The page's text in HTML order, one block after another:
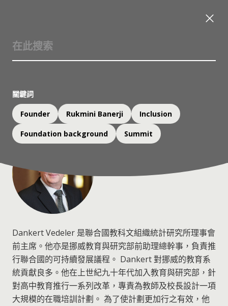
Dankert Vedeler
挪威教育與研究部前助理總幹事
Dankert Vedeler 是聯合國教科文組織統計研究所理事會
前主席。他亦是挪威教育與研究部前助理總幹事，負責推
行聯合國的可持續發展議程。 Dankert 對挪威的教育系
統貢獻良多。他在上世紀九十年代加入教育與研究部，針
對高中教育推行一系列改革，專責為教師及校長設計一項
大規模的在職培訓計劃。 為了使計劃更加行之有效，他
關鍵詞
Founder Rukmini Banerji Inclusion
Foundation background Summit